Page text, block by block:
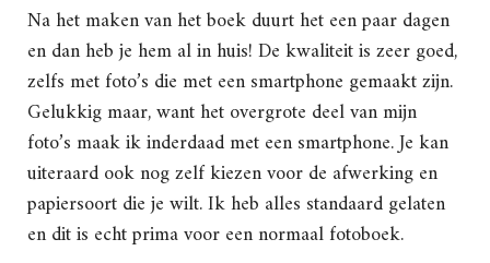
Na het maken van het boek duurt het een paar dagen
en dan heb je hem al in huis! De kwaliteit is zeer goed,
zelfs met foto’s die met een smartphone gemaakt zijn.
Gelukkig maar, want het overgrote deel van mijn
foto’s maak ik inderdaad met een smartphone. Je kan
uiteraard ook nog zelf kiezen voor de afwerking en
papiersoort die je wilt. Ik heb alles standaard gelaten
en dit is echt prima voor een normaal fotoboek.